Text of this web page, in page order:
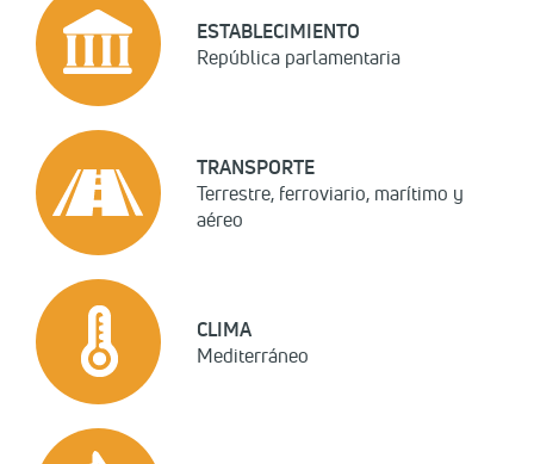
ESTABLECIMIENTO
República parlamentaria
TRANSPORTE
Terrestre, ferroviario, marítimo y
aéreo
CLIMA
Mediterráneo